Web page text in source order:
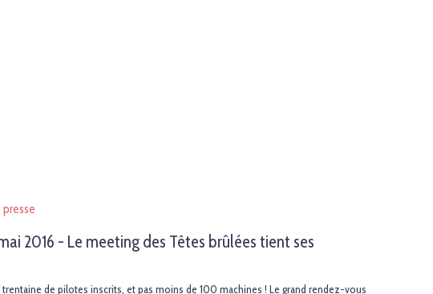
presse
2016 - Le meeting des Têtes brûlées tient ses
de pilotes inscrits, et pas moins de 100 machines ! Le grand rendez-vous